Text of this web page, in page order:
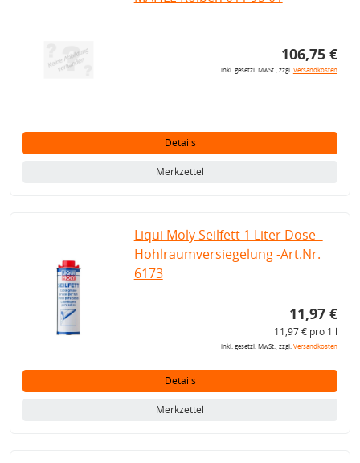
106,75 €
inkl. gesetzl. MwSt., zzgl.Versandkosten
Details
Merkzettel
Liqui Moly Seilfett 1 Liter Dose -
Hohlraumversiegelung -Art.Nr.
6173
11,97 €
11,97 € pro 1 l
inkl. gesetzl. MwSt., zzgl.Versandkosten
Details
Merkzettel